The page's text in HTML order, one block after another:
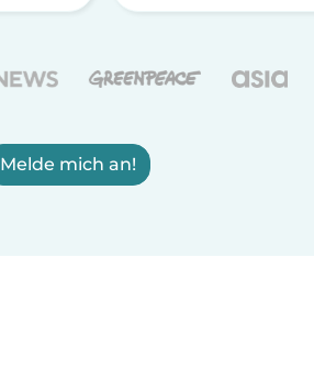
Melde mich an!